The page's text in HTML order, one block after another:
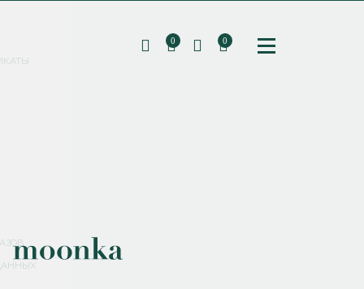
Соглашаюсь с
0 0